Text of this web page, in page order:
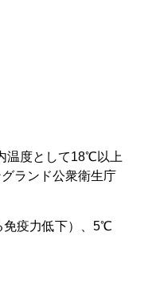
温度として18℃以上
ランド公衆衛生庁
免疫力低下）、5℃